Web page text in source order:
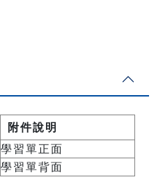
附件說明
學習單正面
學習單背面